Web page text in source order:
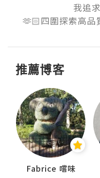
我追
🫶🏻四圍探索高
推薦博客
Fabrice 嚐味